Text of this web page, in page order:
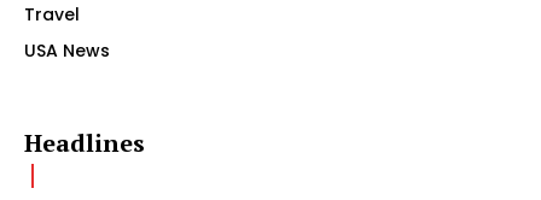
Travel
USA News
Headlines